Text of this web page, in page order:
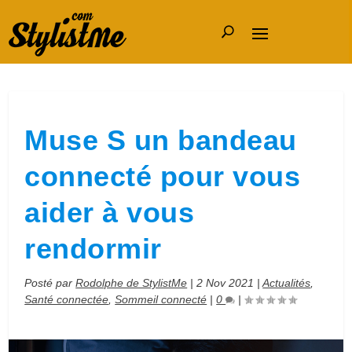
Muse S un bandeau
connecté pour vous
aider à vous
rendormir
Posté parRodolphe de StylistMe |2 Nov 2021 |Actualités
Santé connectée ,Sommeil connecté |0 |